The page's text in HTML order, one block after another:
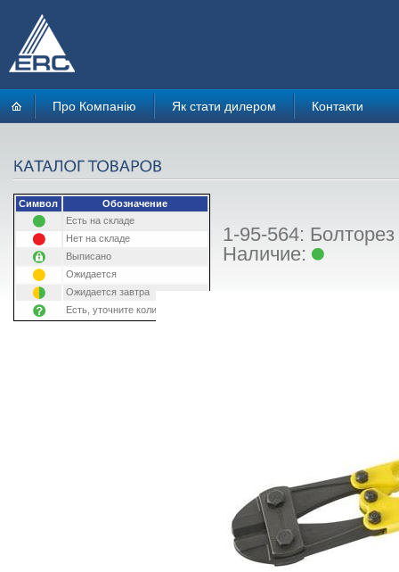
Про Компанію Як стати дилером Контакти
Символ
Обозначение
Есть на складе
Нет на складе
Выписано
Ожидается
Ожидается завтра
Есть, уточните количество
1-95-564:
Наличие: